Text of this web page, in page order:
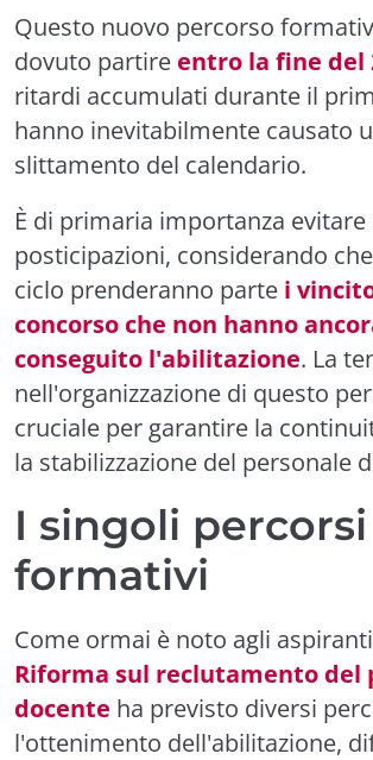
Questo nuovo percorso
dovuto partire entro la fine del
ritardi accumulati durante il
hanno inevitabilmente causato
slittamento del calendario.
È di primaria importanza
posticipazioni, considerando
ciclo prenderanno parte i
concorso che non hanno
conseguito l'abilitazione. La
nell'organizzazione di questo
cruciale per garantire la
la stabilizzazione del personale
I singoli percorsi
formativi
Come ormai è noto agli
Riforma sul reclutamento del
docente ha previsto diversi
l'ottenimento dell'abilitazione,